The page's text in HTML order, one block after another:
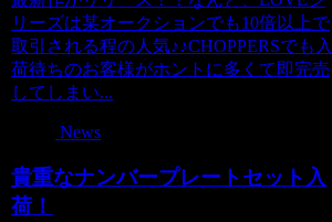
リーズは某オークションでも10倍以上で
取引される程の人気♪♪CHOPPERSでも入
荷待ちのお客様がホントに多くて即完売
してしまい...
News
貴重なナンバープレートセット入
荷！